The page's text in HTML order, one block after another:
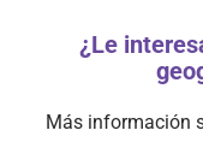
¿Le
Más información